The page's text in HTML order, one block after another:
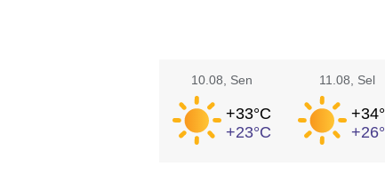
10.08 , Sen
+33°C
+23°C
11.08 , Sel
+34°
+26°